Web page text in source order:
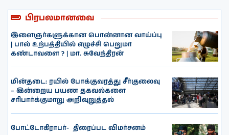
பிரபலமானவை
இளைஞர்களுக்கான பொன்னான வாய்ப்பு
| பால் உற்பத்தியில் எழுச்சி பெறுமா
கண்டாவளை ? | மா. சுவேந்திரன்
மின்தடை: ரயில் போக்குவரத்து சீர்குலைவு
– இன்றைய பயண தகவல்களை
சரிபார்க்குமாறு அறிவுறுத்தல்
போட்டோகிராபர்- ‌ திரைப்பட விமர்சனம்